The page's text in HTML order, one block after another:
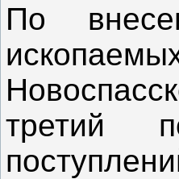
По
третий